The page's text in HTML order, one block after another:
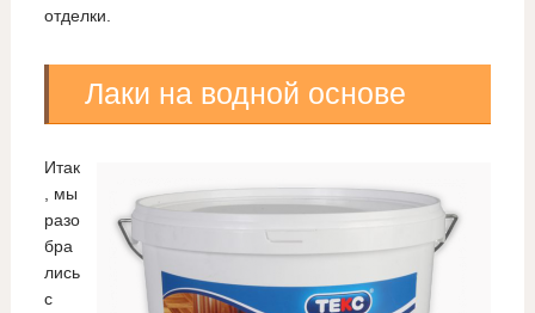
отделки.
Лаки на водной основе
Итак
, мы
разо
бра
лись
с